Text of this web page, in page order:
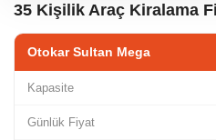
35 Kişilik Araç Kiralama
Otokar Sultan Mega
Kapasite
Günlük Fiyat